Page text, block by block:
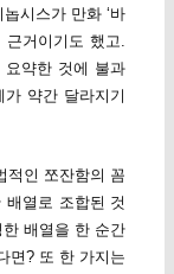
시스가 만화 ‘바
근거이기도 했고.
요약한 것에 불과
약간 달라지기
적인 쪼잔함의 꼼
열로 조합된 것
배열을 한 순간
면? 또 한 가지는